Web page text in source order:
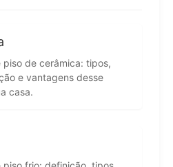
de cerâmica: tipos,
e vantagens desse
casa.